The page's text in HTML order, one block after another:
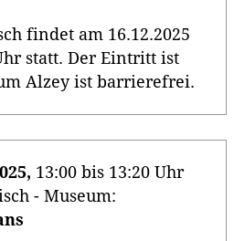
findet am 16.12.2025
statt. Der Eintritt ist
Alzey ist barrierefrei.
13:00 bis 13:20 Uhr
- Museum: